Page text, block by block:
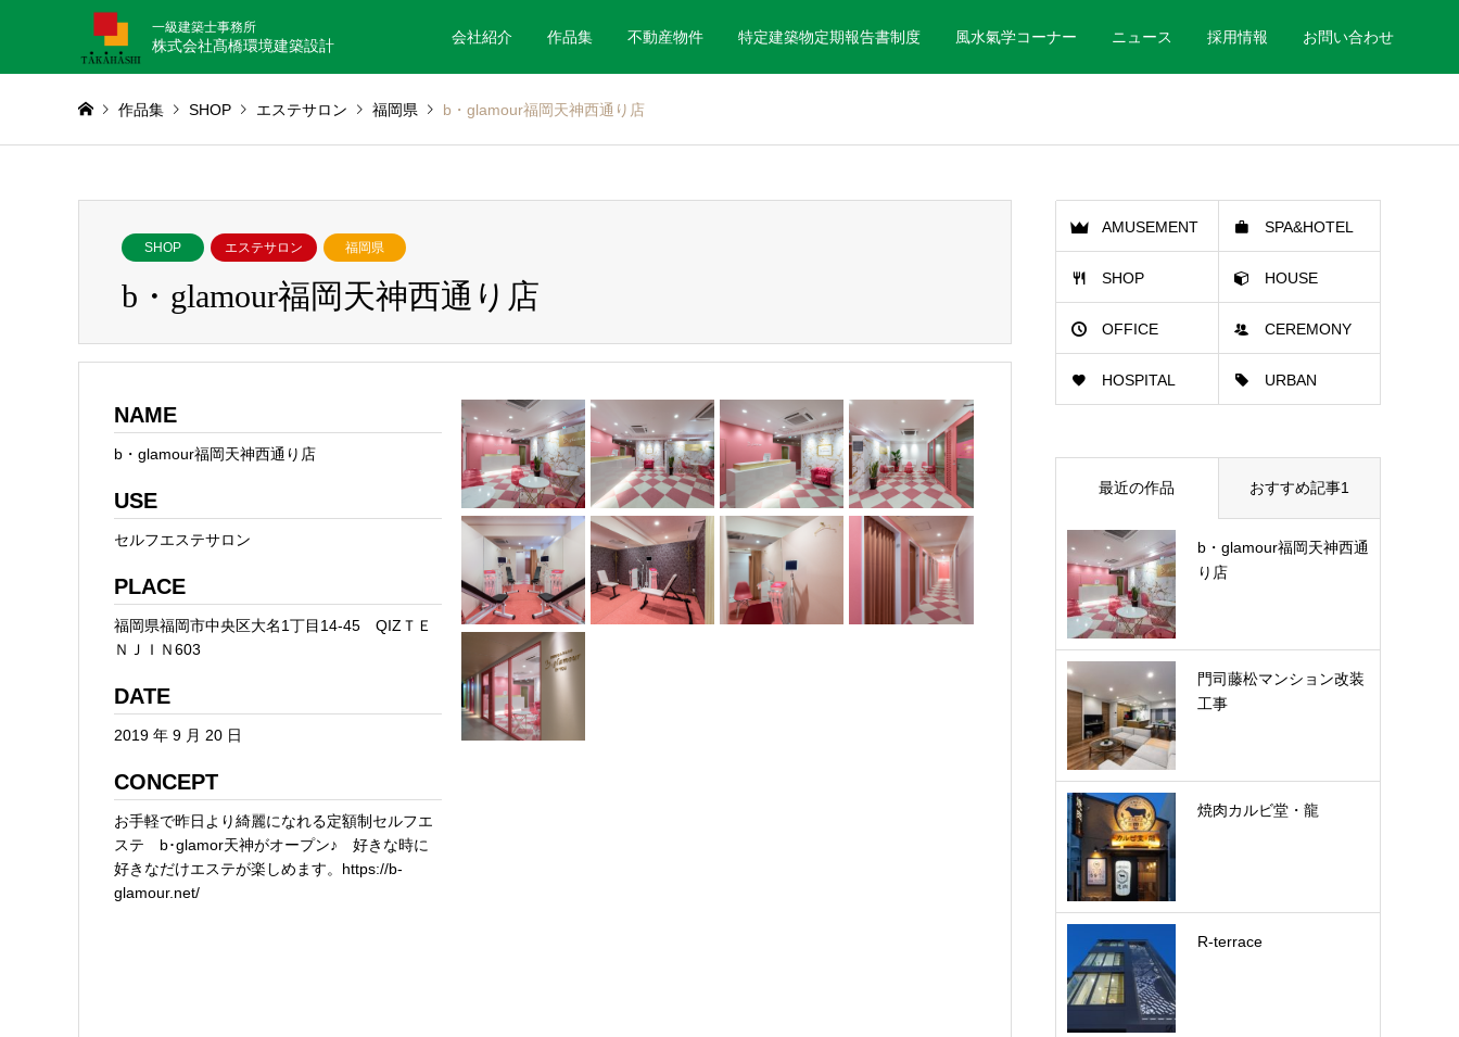
一級建築士事務所
株式会社髙橋環境建築設計
会社紹介 作品集 不動産物件 特定建築物定期報告書制度 風水氣学コーナー ニュース 採用情報 お問い合わせ
作品集 SHOP エステサロン 福岡県 b・glamour福岡天神西通り店
SHOP エステサロン 福岡県
b・glamour福岡天神西通り店
NAME
b・glamour福岡天神西通り店
USE
セルフエステサロン
PLACE
福岡県福岡市中央区大名1丁目14-45 QIZＴＥ
ＮＪＩＮ603
DATE
2019 年 9 月 20 日
CONCEPT
お手軽で昨日より綺麗になれる定額制セルフエ
ステ b･glamor天神がオープン♪ 好きな時に
好きなだけエステが楽しめます。https://b-
glamour.net/
AMUSEMENT
HALL
SPA&HOTEL
SHOP HOUSE
OFFICE CEREMONY
HALL
HOSPITAL URBAN
最近の作品 おすすめ記事1
b・glamour福岡天神西通
り店
門司藤松マンション改装
工事
焼肉カルビ堂・龍
R-terrace